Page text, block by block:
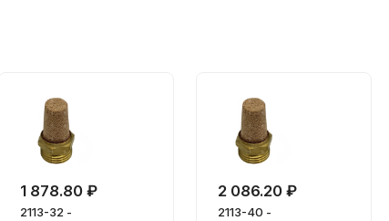
1 878.80 ₽
2113-32 -
2 086.20 ₽
2113-40 -